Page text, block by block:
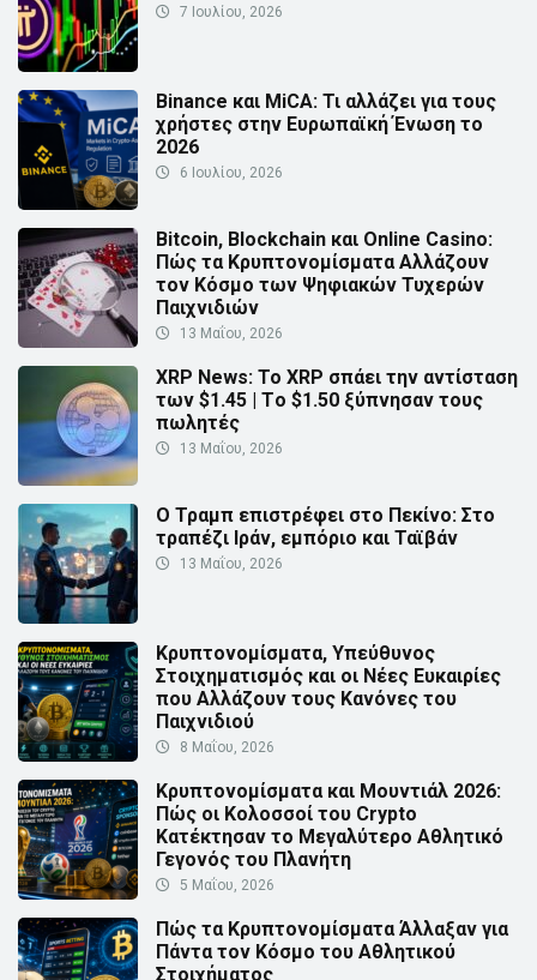
7 Ιουλίου, 2026
Binance και MiCA: Τι αλλάζει για τους
χρήστες στην Ευρωπαϊκή Ένωση το
2026
6 Ιουλίου, 2026
Bitcoin, Blockchain και Online Casino:
Πώς τα Κρυπτονομίσματα Αλλάζουν
τον Κόσμο των Ψηφιακών Τυχερών
Παιχνιδιών
13 Μαΐου, 2026
XRP News: Το XRP σπάει την αντίσταση
των $1.45 | Τo $1.50 ξύπνησαν τους
πωλητές
13 Μαΐου, 2026
Ο Τραμπ επιστρέφει στο Πεκίνο: Στο
τραπέζι Ιράν, εμπόριο και Ταϊβάν
13 Μαΐου, 2026
Κρυπτονομίσματα, Υπεύθυνος
Στοιχηματισμός και οι Νέες Ευκαιρίες
που Αλλάζουν τους Κανόνες του
Παιχνιδιού
8 Μαΐου, 2026
Κρυπτονομίσματα και Μουντιάλ 2026:
Πώς οι Κολοσσοί του Crypto
Κατέκτησαν το Μεγαλύτερο Αθλητικό
Γεγονός του Πλανήτη
5 Μαΐου, 2026
Πώς τα Κρυπτονομίσματα Άλλαξαν για
Πάντα τον Κόσμο του Αθλητικού
Στοιχήματος